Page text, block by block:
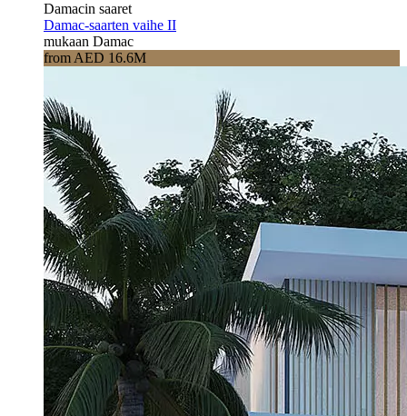
Damacin saaret
Damac-saarten vaihe II
mukaan Damac
from AED 16.6M